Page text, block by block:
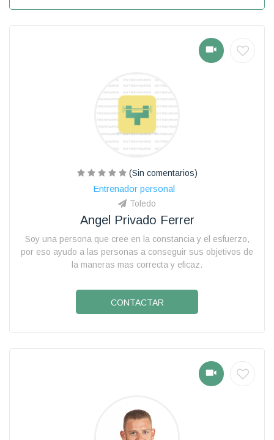
(Sin comentarios)
Entrenador personal
Toledo
Angel Privado Ferrer
Soy una persona que cree en la constancia y el esfuerzo,
por eso ayudo a las personas a conseguir sus objetivos de
la maneras mas correcta y eficaz.
CONTACTAR